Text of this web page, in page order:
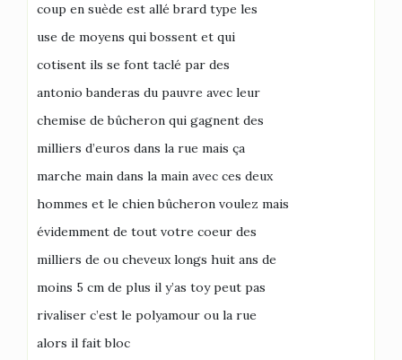
coup en suède est allé brard type les
use de moyens qui bossent et qui
cotisent ils se font taclé par des
antonio banderas du pauvre avec leur
chemise de bûcheron qui gagnent des
milliers d’euros dans la rue mais ça
marche main dans la main avec ces deux
hommes et le chien bûcheron voulez mais
évidemment de tout votre coeur des
milliers de ou cheveux longs huit ans de
moins 5 cm de plus il y’as toy peut pas
rivaliser c’est le polyamour ou la rue
alors il fait bloc